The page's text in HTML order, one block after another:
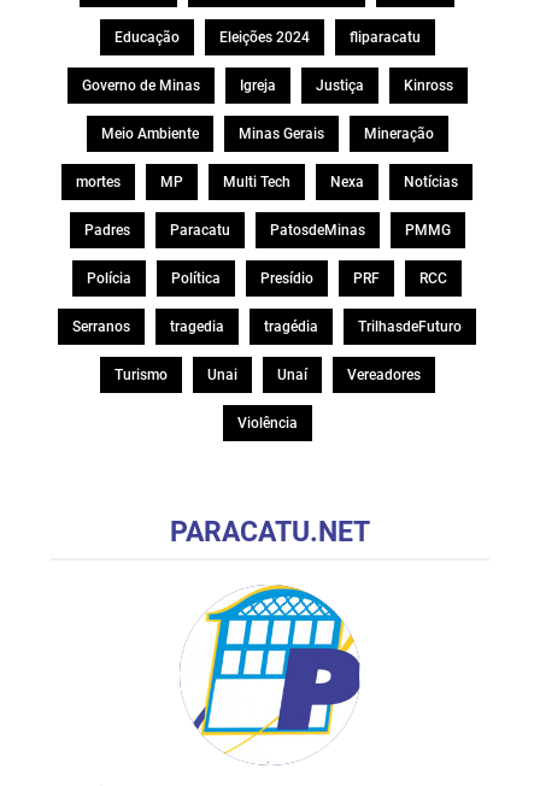
Educação Eleições 2024 fliparacatu
Governo de Minas Igreja Justiça Kinross
Meio Ambiente Minas Gerais Mineração
mortes MP Multi Tech Nexa Notícias
Padres Paracatu PatosdeMinas PMMG
Polícia Política Presídio PRF RCC
Serranos tragedia tragédia TrilhasdeFuturo
Turismo Unai Unaí Vereadores
Violência
PARACATU.NET